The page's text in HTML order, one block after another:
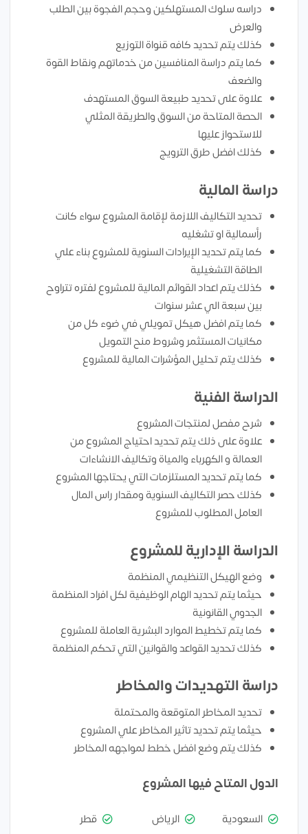
دراسه سلوك المستهلكين وحجم الفجوة بين الطلب
والعرض
كذلك يتم تحديد كافه قنواة التوزيع
كما يتم دراسة المنافسين من خدماتهم ونقاط القوة
والضعف
علاوة على تحديد طبيعة السوق المستهدف
الحصة المتاحة من السوق والطريقة المثلي
للاستحواز عليها
كذلك افضل طرق الترويج
دراسة المالية
تحديد التكاليف اللازمة لإقامة المشروع سواء كانت
رأسمالية او تشغليه
كما يتم تحديد الإيرادات السنوية للمشروع بناء علي
الطاقة التشغيلية
كذلك يتم اعداد القوائم المالية للمشروع لفتره تتراوح
بين سبعة الي عشر سنوات
كما يتم افضل هيكل تمويلي في ضوء كل من
مكانيات المستثمر وشروط منح التمويل
كذلك يتم تحليل المؤشرات المالية للمشروع
الدراسة الفنية
شرح مفصل لمنتجات المشروع
علاوة على ذلك يتم تحديد احتياج المشروع من
العمالة و الكهرباء والمياة وتكاليف الانشاءات
كما يتم تحديد المستلزمات التي يحتاجها المشروع
كذلك حصر التكاليف السنوية ومقدار راس المال
العامل المطلوب للمشروع
الدراسة الإدارية للمشروع
وضع الهيكل التنظيمي المنظمة
حيثما يتم تحديد الهام الوظيفية لكل افراد المنظمة
الجدوي القانونية
كما يتم تخطيط الموارد البشرية العاملة للمشروع
كذلك تحديد القواعد والقوانين التي تحكم المنظمة
دراسة التهديدات والمخاطر
تحديد المخاطر المتوقعة والمحتملة
حيثما يتم تحديد تاثير المخاطر علي المشروع
كذلك يتم وضع افضل خطط لمواجهه المخاطر
الدول المتاح فيها المشروع
السعودية الرياض
قطر